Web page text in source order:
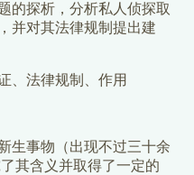
的探析，分析私人侦探取
并对其法律规制提出建
、法律规制、作用
生事物（出现不过三十余
其含义并取得了一定的